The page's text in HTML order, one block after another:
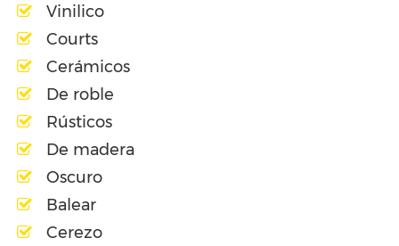
Vinilico
Courts
Cerámicos
De roble
Rústicos
De madera
Oscuro
Balear
Cerezo